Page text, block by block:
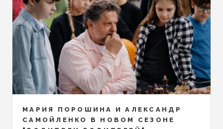
МАРИЯ ПОРОШИНА И АЛЕКСАНДР
САМОЙЛЕНКО В НОВОМ СЕЗОНЕ